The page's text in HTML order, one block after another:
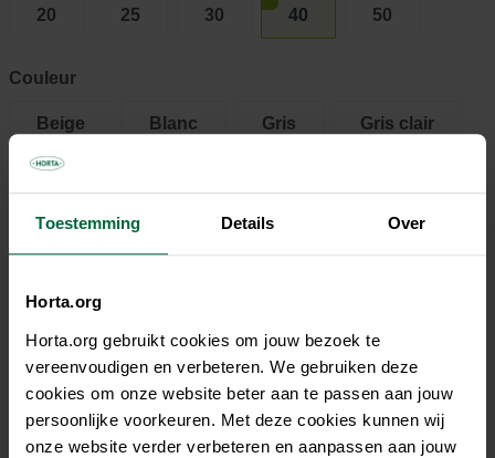
Toestemming Details Over
Horta.org
Horta.org gebruikt cookies om jouw bezoek te
vereenvoudigen en verbeteren. We gebruiken deze
cookies om onze website beter aan te passen aan jouw
persoonlijke voorkeuren. Met deze cookies kunnen wij
onze website verder verbeteren en aanpassen aan jouw
20 25 30 40 50
Couleur
Beige Blanc Gris Gris clair